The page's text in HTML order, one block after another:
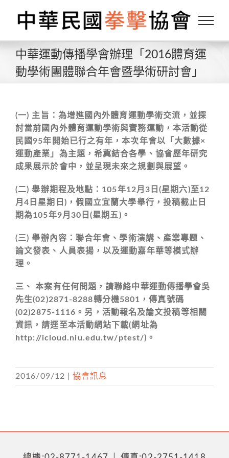
content
中華運動傳播學會辦理「2016體育運
動學術團體聯合年會暨學術研討會」
(一) 主旨：為增進國內外體育運動學術交流，並探
討當前國內外體育運動學術與實務運動，本活動從
民國95年開始已行之有年，本次年會以「大數據×
運動產業」為主題，希冀結合各學、協會歷年研究
成果展示於會中，並呈現未來之規劃與展望。
(二) 舉辦期程及地點：105年12月3日(星期六)至12
月4日星期日)，假國立宜蘭大學舉行，投稿截止日
期為105年9月30日(星期五)。
(三) 舉辦內容：聯合年會、學術演講、產業專題、
論文發表、人員表揚，以及運動嘉年華等模式辦
理。
三、 本案有任何問題，請聯絡中華運動傳播學會吳
先生(02)2871-8288轉分機5801，傳真號碼
(02)2875-1116。另，活動報名及論文投稿等相關
資訊，請逕至本活動網站下載(網址為
http://icloud.niu.edu.tw/ptest/)。
2016/09/12 協會訊息